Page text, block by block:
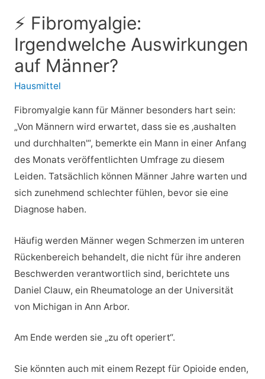
⚡ Fibromyalgie:
Irgendwelche Auswirkungen
auf Männer?
Hausmittel
Fibromyalgie kann für Männer besonders hart sein:
„Von Männern wird erwartet, dass sie es ‚aushalten
und durchhalten'“, bemerkte ein Mann in einer Anfang
des Monats veröffentlichten Umfrage zu diesem
Leiden. Tatsächlich können Männer Jahre warten und
sich zunehmend schlechter fühlen, bevor sie eine
Diagnose haben.
Häufig werden Männer wegen Schmerzen im unteren
Rückenbereich behandelt, die nicht für ihre anderen
Beschwerden verantwortlich sind, berichtete uns
Daniel Clauw, ein Rheumatologe an der Universität
von Michigan in Ann Arbor.
Am Ende werden sie „zu oft operiert“.
Sie könnten auch mit einem Rezept für Opioide enden,